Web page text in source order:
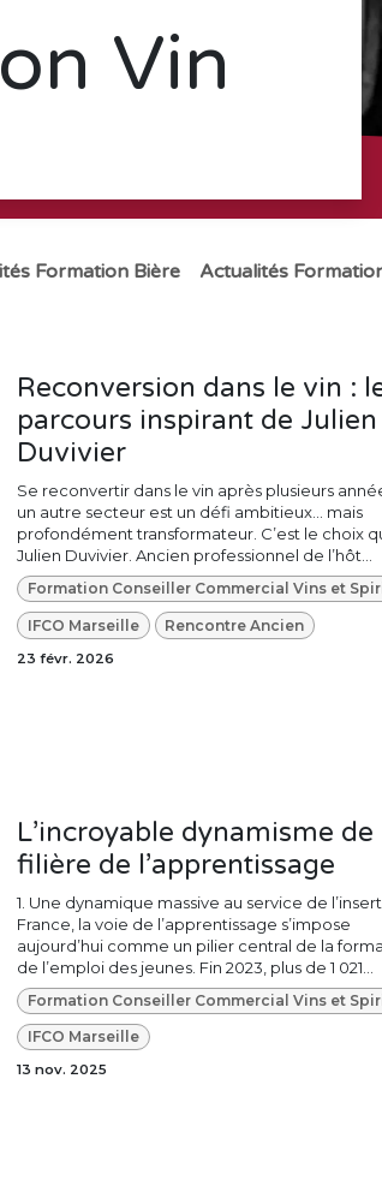
Vin
Formation Bière
Actualités
Reconversion dans le vin :
parcours inspirant de Julien
Duvivier
Se reconvertir dans le vin après plusieurs
un autre secteur est un défi ambitieux… mais
profondément transformateur. C’est le choix
Julien Duvivier. Ancien professionnel de l’hôt...
IFCO Marseille Rencontre Ancien
23 févr. 2026
L’incroyable dynamisme de
filière de l’apprentissage
1. Une dynamique massive au service de
France, la voie de l’apprentissage s’impose
aujourd’hui comme un pilier central de la
de l’emploi des jeunes. Fin 2023, plus de 1 021...
IFCO Marseille
13 nov. 2025